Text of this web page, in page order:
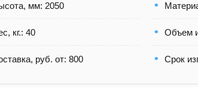
мм: 2050
кг.: 40 Объем
руб. от: 800 Срок